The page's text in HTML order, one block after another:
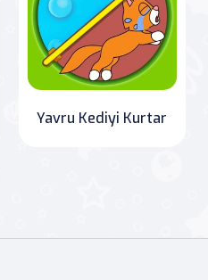
Yavru Kediyi Kurtar